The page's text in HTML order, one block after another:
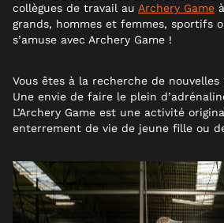
collègues de travail au Archery Game
grands, hommes et femmes, sportifs
s’amuse avec Archery Game !
Vous êtes à la recherche de nouvelles
Une envie de faire le plein
L’Archery Game est une activité
enterrement de vie de jeune fille ou